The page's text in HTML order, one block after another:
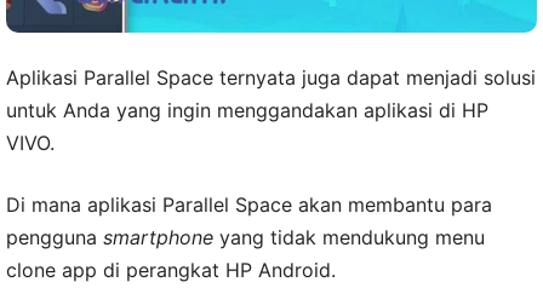
Aplikasi Parallel Space ternyata juga dapat menjadi solusi
untuk Anda yang ingin menggandakan aplikasi di HP
VIVO.
Di mana aplikasi Parallel Space akan membantu para
pengguna smartphone yang tidak mendukung menu
clone app di perangkat HP Android.